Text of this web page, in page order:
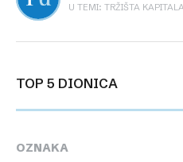
U TEMI: TRŽIŠTA
TOP 5 DIONICA
OZNAKA